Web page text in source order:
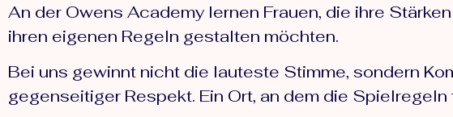
An der Owens Academy lernen Frauen, die ihre
ihren eigenen Regeln gestalten möchten.
Bei uns gewinnt nicht die lauteste Stimme, sondern
gegenseitiger Respekt. Ein Ort, an dem die Spielregeln